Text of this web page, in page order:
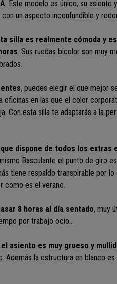
. Este modelo es único, su asiento
un aspecto inconfundible y
silla es realmente cómoda y
. Sus ruedas bicolor son muy
, puedes elegir el que mejor
en las que el color
Con esta silla te adaptarás a la
dispone de todos los extras
Basculante el punto de giro
tiene respaldo transpirable por lo
como es el verano.
8 horas al día sentado, muy
por trabajo ocio...
asiento es muy grueso y
Además la estructura en blanco